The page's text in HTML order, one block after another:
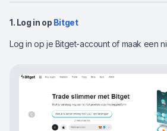
1. Log in op Bitget
Log in op je Bitget-account of maak een